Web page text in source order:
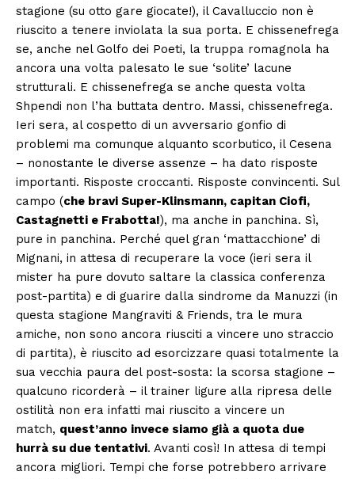
stagione (su otto gare giocate!), il Cavalluccio non è
riuscito a tenere inviolata la sua porta. E chissenefrega
se, anche nel Golfo dei Poeti, la truppa romagnola ha
ancora una volta palesato le sue ‘solite’ lacune
strutturali. E chissenefrega se anche questa volta
Shpendi non l’ha buttata dentro. Massi, chissenefrega.
Ieri sera, al cospetto di un avversario gonfio di
problemi ma comunque alquanto scorbutico, il Cesena
– nonostante le diverse assenze – ha dato risposte
importanti. Risposte croccanti. Risposte convincenti. Sul
campo (che bravi Super-Klinsmann, capitan Ciofi,
Castagnetti e Frabotta!), ma anche in panchina. Sì,
pure in panchina. Perché quel gran ‘mattacchione’ di
Mignani, in attesa di recuperare la voce (ieri sera il
mister ha pure dovuto saltare la classica conferenza
post-partita) e di guarire dalla sindrome da Manuzzi (in
questa stagione Mangraviti & Friends, tra le mura
amiche, non sono ancora riusciti a vincere uno straccio
di partita), è riuscito ad esorcizzare quasi totalmente la
sua vecchia paura del post-sosta: la scorsa stagione –
qualcuno ricorderà – il trainer ligure alla ripresa delle
ostilità non era infatti mai riuscito a vincere un
match, quest’anno invece siamo già a quota due
hurrà su due tentativi. Avanti così! In attesa di tempi
ancora migliori. Tempi che forse potrebbero arrivare